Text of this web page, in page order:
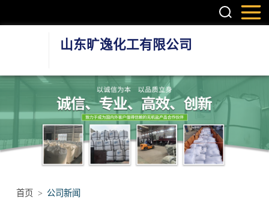
山东旷逸化工有限公司
首页 > 公司新闻
硫酸镁系列
氯化镁系列
氯化钙系列